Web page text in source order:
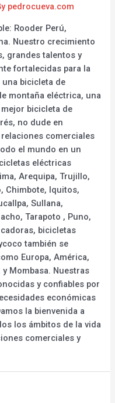
pedrocueva.com
Rooder Perú,
Nuestro crecimiento
grandes talentos y
fortalecidas para la
bicicleta de
montaña eléctrica, una
bicicleta de
no dude en
comerciales
el mundo en un
eléctricas
Arequipa, Trujillo,
Chimbote, Iquitos,
Sullana,
Tarapoto , Puno,
bicicletas
también se
Europa, América,
Mombasa. Nuestras
y confiables por
económicas
la bienvenida a
los ámbitos de la vida
comerciales y